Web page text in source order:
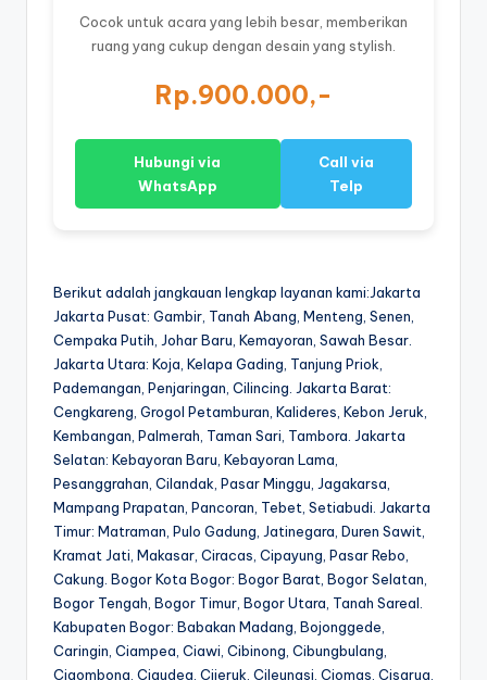
Cocok untuk acara yang lebih besar, memberikan
ruang yang cukup dengan desain yang stylish.
Rp.900.000,-
Hubungi via
WhatsApp
Call via
Telp
Berikut adalah jangkauan lengkap layanan kami:Jakarta
Jakarta Pusat: Gambir, Tanah Abang, Menteng, Senen,
Cempaka Putih, Johar Baru, Kemayoran, Sawah Besar.
Jakarta Utara: Koja, Kelapa Gading, Tanjung Priok,
Pademangan, Penjaringan, Cilincing. Jakarta Barat:
Cengkareng, Grogol Petamburan, Kalideres, Kebon Jeruk,
Kembangan, Palmerah, Taman Sari, Tambora. Jakarta
Selatan: Kebayoran Baru, Kebayoran Lama,
Pesanggrahan, Cilandak, Pasar Minggu, Jagakarsa,
Mampang Prapatan, Pancoran, Tebet, Setiabudi. Jakarta
Timur: Matraman, Pulo Gadung, Jatinegara, Duren Sawit,
Kramat Jati, Makasar, Ciracas, Cipayung, Pasar Rebo,
Cakung. Bogor Kota Bogor: Bogor Barat, Bogor Selatan,
Bogor Tengah, Bogor Timur, Bogor Utara, Tanah Sareal.
Kabupaten Bogor: Babakan Madang, Bojonggede,
Caringin, Ciampea, Ciawi, Cibinong, Cibungbulang,
Cigombong, Cigudeg, Cijeruk, Cileungsi, Ciomas, Cisarua,